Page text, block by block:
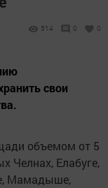
514 0 0
свои
объемом от 5
Челнах, Елабуге,
Мамадыше,